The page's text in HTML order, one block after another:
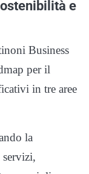
e
Business
per il
in tre aree
la